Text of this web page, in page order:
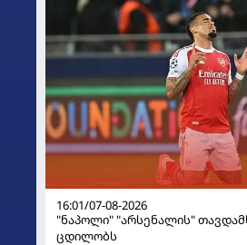
16:01/07-08-2026
"ნაპოლი" "არსენალის"
ცდილობს